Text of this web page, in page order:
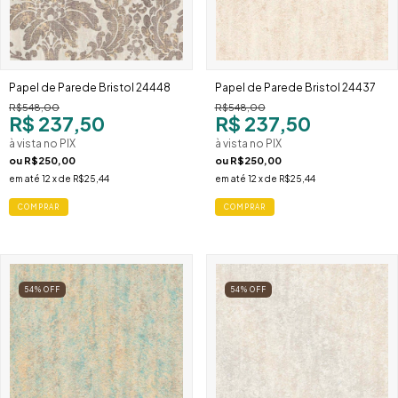
Papel de Parede Bristol 24448
R$548,00
R$ 237,50
à vista no PIX
ou R$250,00
em até 12 x de R$25,44
Papel de Parede Bristol 24437
R$548,00
R$ 237,50
à vista no PIX
ou R$250,00
em até 12 x de R$25,44
54% OFF 54% OFF